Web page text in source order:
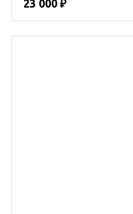
23 000 ₽